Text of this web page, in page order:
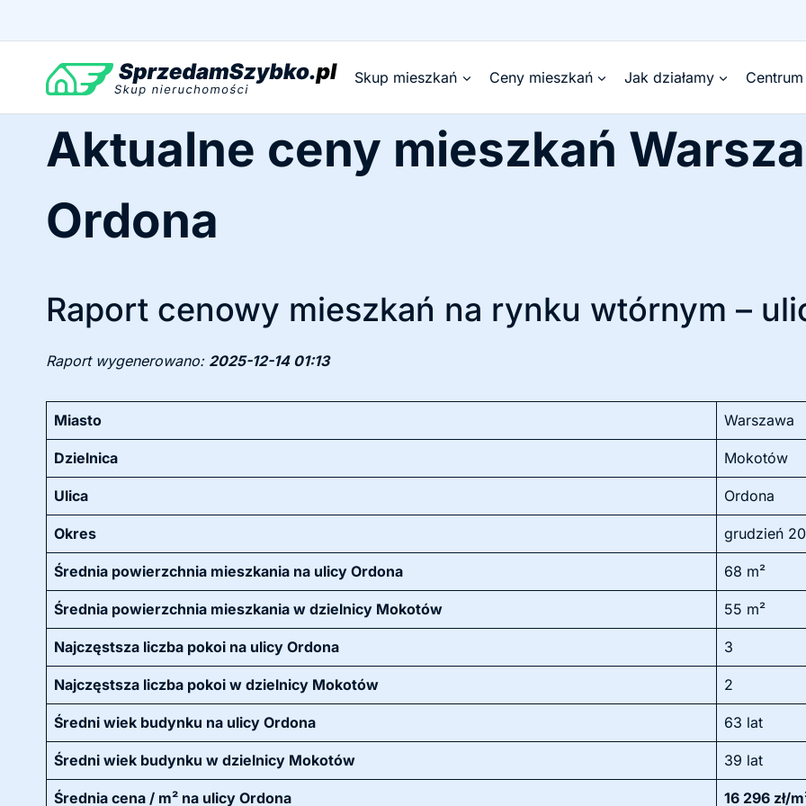
Skup mieszkań Ceny mieszkań Jak działamy
Aktualne ceny mieszkań
Ordona
Raport cenowy mieszkań na rynku wtórnym –
Raport wygenerowano: 2025-12-14 01:13
Miasto Warszawa
Dzielnica Mokotów
Ulica Ordona
Okres grudzień
Średnia powierzchnia mieszkania na ulicy Ordona 68 m²
Średnia powierzchnia mieszkania w dzielnicy Mokotów 55 m²
Najczęstsza liczba pokoi na ulicy Ordona 3
Najczęstsza liczba pokoi w dzielnicy Mokotów 2
Średni wiek budynku na ulicy Ordona 63 lat
Średni wiek budynku w dzielnicy Mokotów 39 lat
Średnia cena / m² na ulicy Ordona 16 296 zł/